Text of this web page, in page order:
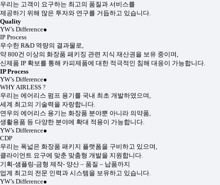
우리는 고객이 요구하는 최고의 품질과 서비스를
제공하기 위해 많은 투자와 연구를 거듭하고 있습니다.
Quality
YW’s Difference●
IP Process
우수한 R&D 역량의 결과물로,
약 800건 이상의 화장품 패키징 관련 지식 재산권을 보유 중이며,
신제품 IP 확보를 통해 카피제품에 대한 적극적인 침해 대응이 가능합니다.
IP Process
YW’s Difference●
WHY AIRLESS ?
우리는 에어리스 펌프 용기를 국내 최초 개발하였으며,
세계 최고의 기술력을 자랑합니다.
연우의 에어리스 용기는 화장품 분야뿐 아니라 의약품,
생활용품 등 다양한 분야에 확대 적용이 가능합니다.
YW’s Difference●
CDP
우리는 폭넓은 화장품 패키지 플랫폼을 구비하고 있으며,
클라이언트 요구에 맞춘 맞춤형 개발을 지원합니다.
기획-샘플링-금형 제작- 양산 – 품질 – 납품까지
업계 최고의 전문 인력과 시스템을 보유하고 있습니다.
YW’s Difference●